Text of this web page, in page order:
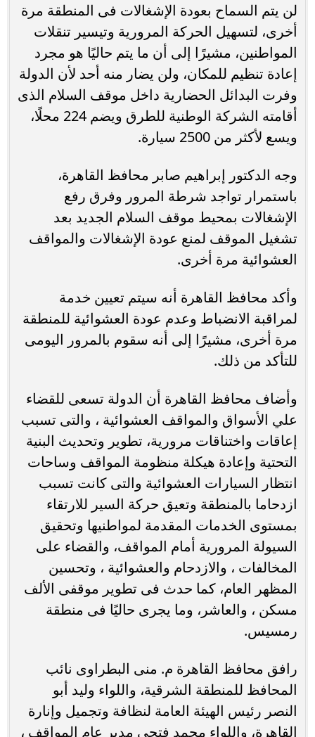
لن يتم السماح بعودة الإشغالات فى المنطقة مرة
أخرى، لتسهيل الحركة المرورية وتيسير تنقلات
المواطنين، مشيرًا إلى أن ما يتم حاليًا هو مجرد
إعادة تنظيم للمكان، ولن يضار منه أحد لأن الدولة
وفرت البدائل الحضارية داخل موقف السلام الذى
أقامته الشركة الوطنية للطرق ويضم 224 محلًا،
ويسع لأكثر من 2500 سيارة.
وجه الدكتور إبراهيم صابر محافظ القاهرة،
باستمرار تواجد شرطة المرور وفرق رفع
الإشغالات بمحيط موقف السلام الجديد بعد
تشغيل الموقف لمنع عودة الإشغالات والمواقف
العشوائية مرة أخرى.
وأكد محافظ القاهرة أنه سيتم تعيين خدمة
لمراقبة الانضباط وعدم عودة العشوائية للمنطقة
مرة أخرى، مشيرًا إلى أنه سقوم بالمرور اليومى
للتأكد من ذلك.
وأضاف محافظ القاهرة أن الدولة تسعى للقضاء
علي الأسواق والمواقف العشوائية ، والتى تسبب
إعاقات واختناقات مرورية، تطوير وتحديث البنية
التحتية وإعادة هيكلة منظومة المواقف وساحات
انتظار السيارات العشوائية والتى كانت تسبب
ازدحاما بالمنطقة وتعيق حركة السير للارتقاء
بمستوى الخدمات المقدمة لمواطنيها وتحقيق
السيولة المرورية أمام المواقف، والقضاء على
المخالفات ، والازدحام والعشوائية ، وتحسين
المظهر العام، كما حدث فى تطوير موقفى الألف
مسكن ، والعاشر، وما يجرى حاليًا فى منطقة
رمسيس.
رافق محافظ القاهرة م. منى البطراوى نائب
المحافظ للمنطقة الشرقية، واللواء وليد أبو
النصر رئيس الهيئة العامة لنظافة وتجميل وإنارة
القاهرة، واللواء محمد فتحي مدير عام المواقف ،